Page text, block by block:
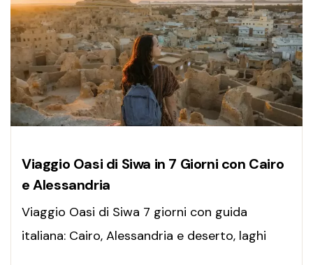
Viaggio Oasi di Siwa in 7 Giorni con Cairo
e Alessandria
Viaggio Oasi di Siwa 7 giorni con guida
italiana: Cairo, Alessandria e deserto, laghi